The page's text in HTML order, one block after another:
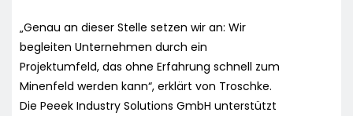
„Genau an dieser Stelle setzen wir an: Wir
begleiten Unternehmen durch ein
Projektumfeld, das ohne Erfahrung schnell zum
Minenfeld werden kann“, erklärt von Troschke.
Die Peeek Industry Solutions GmbH unterstützt